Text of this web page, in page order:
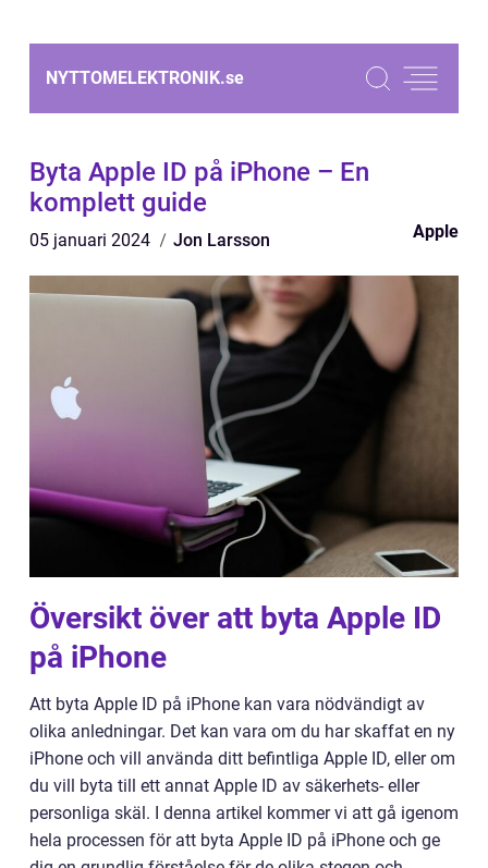
NYTTOMELEKTRONIK.se
Byta Apple ID på iPhone – En
komplett guide
05 januari 2024 Jon Larsson Apple
Översikt över att byta Apple ID
på iPhone
Att byta Apple ID på iPhone kan vara nödvändigt av
olika anledningar. Det kan vara om du har skaffat en ny
iPhone och vill använda ditt befintliga Apple ID, eller om
du vill byta till ett annat Apple ID av säkerhets- eller
personliga skäl. I denna artikel kommer vi att gå igenom
hela processen för att byta Apple ID på iPhone och ge